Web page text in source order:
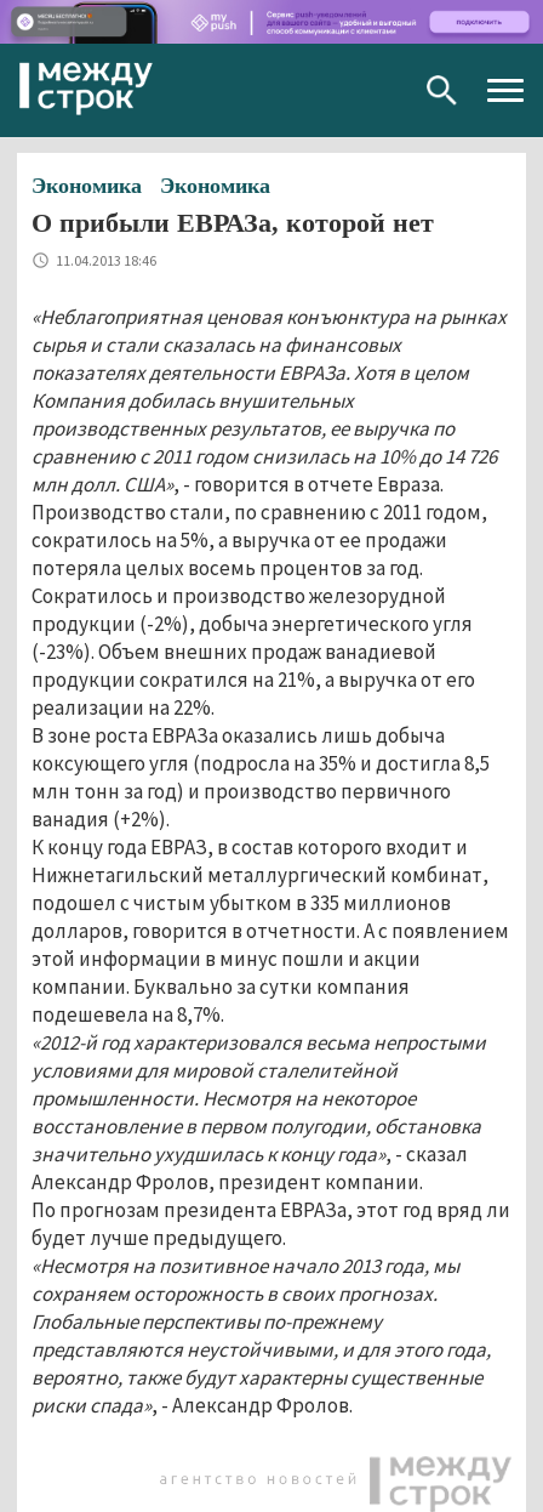
Экономика Экономика
О прибыли ЕВРАЗа, которой нет
11.04.2013 18:46
«Неблагоприятная ценовая конъюнктура на рынках
сырья и стали сказалась на финансовых
показателях деятельности ЕВРАЗа. Хотя в целом
Компания добилась внушительных
производственных результатов, ее выручка по
сравнению с 2011 годом снизилась на 10% до 14 726
млн долл. США», - говорится в отчете Евраза.
Производство стали, по сравнению с 2011 годом,
сократилось на 5%, а выручка от ее продажи
потеряла целых восемь процентов за год.
Сократилось и производство железорудной
продукции (-2%), добыча энергетического угля
(-23%). Объем внешних продаж ванадиевой
продукции сократился на 21%, а выручка от его
реализации на 22%.
В зоне роста ЕВРАЗа оказались лишь добыча
коксующего угля (подросла на 35% и достигла 8,5
млн тонн за год) и производство первичного
ванадия (+2%).
К концу года ЕВРАЗ, в состав которого входит и
Нижнетагильский металлургический комбинат,
подошел с чистым убытком в 335 миллионов
долларов, говорится в отчетности. А с появлением
этой информации в минус пошли и акции
компании. Буквально за сутки компания
подешевела на 8,7%.
«2012-й год характеризовался весьма непростыми
условиями для мировой сталелитейной
промышленности. Несмотря на некоторое
восстановление в первом полугодии, обстановка
значительно ухудшилась к концу года», - сказал
Александр Фролов, президент компании.
По прогнозам президента ЕВРАЗа, этот год вряд ли
будет лучше предыдущего.
«Несмотря на позитивное начало 2013 года, мы
сохраняем осторожность в своих прогнозах.
Глобальные перспективы по-прежнему
представляются неустойчивыми, и для этого года,
вероятно, также будут характерны существенные
риски спада», - Александр Фролов.